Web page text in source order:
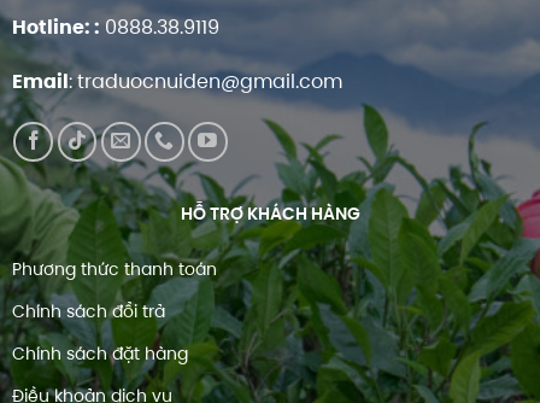
Hotline:: 0888.38.9119
Email:traduocnuiden@gmail.com
HỖ TRỢ KHÁCH HÀNG
Phương thức thanh toán
Chính sách đổi trả
Chính sách đặt hàng
Điều khoản dịch vụ